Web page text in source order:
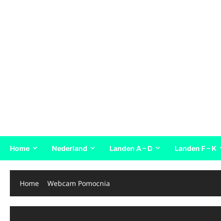
Home Nederland Landen A – D Landen F – K
Home Webcam Pomocnia